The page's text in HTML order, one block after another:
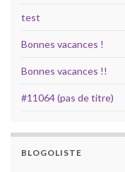
test
Bonnes vacances !
Bonnes vacances !!
#11064 (pas de titre)
BLOGOLISTE